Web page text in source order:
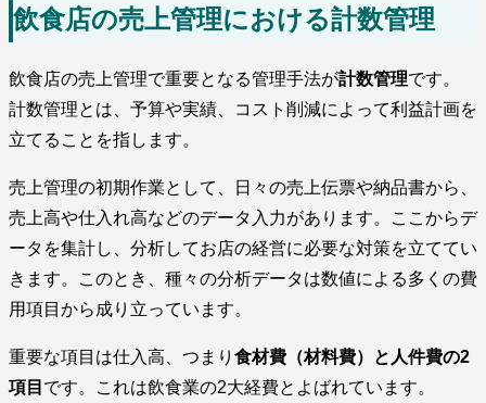
飲食店の売上管理における計数管理
飲食店の売上管理で重要となる管理手法が計数管理です。
計数管理とは、予算や実績、コスト削減によって利益計画を
立てることを指します。
売上管理の初期作業として、日々の売上伝票や納品書から、
売上高や仕入れ高などのデータ入力があります。ここからデ
ータを集計し、分析してお店の経営に必要な対策を立ててい
きます。このとき、種々の分析データは数値による多くの費
用項目から成り立っています。
重要な項目は仕入高、つまり 食材費（材料費）と人件費の2
項目 です。これは飲食業の2大経費とよばれています。